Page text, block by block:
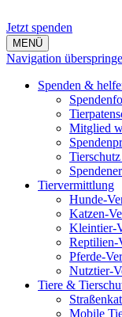
Jetzt spenden
MENÜ
Navigation
Spenden &
Mitglied
Tiervermittlung
Hunde-
Katzen-
Kleintier-
Reptilien-
Pferde-
Nutztier-
Tiere &
Mobile